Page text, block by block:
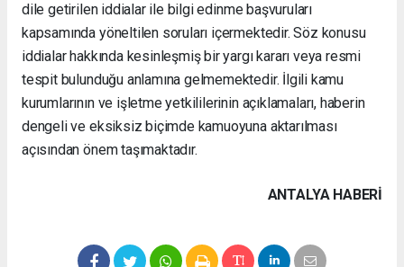
dile getirilen iddialar ile bilgi edinme başvuruları
kapsamında yöneltilen soruları içermektedir. Söz konusu
iddialar hakkında kesinleşmiş bir yargı kararı veya resmi
tespit bulunduğu anlamına gelmemektedir. İlgili kamu
kurumlarının ve işletme yetkililerinin açıklamaları, haberin
dengeli ve eksiksiz biçimde kamuoyuna aktarılması
açısından önem taşımaktadır.
ANTALYA HABERİ